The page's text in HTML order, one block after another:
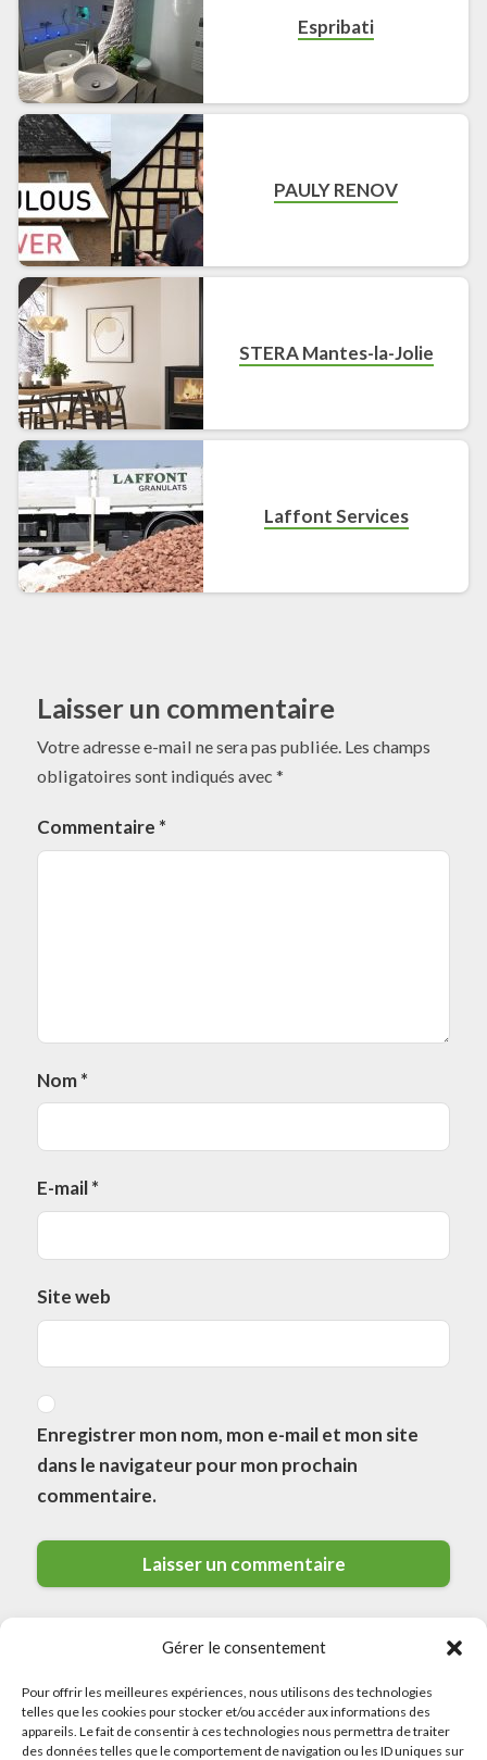
Gérer le consentement
Pour offrir les meilleures expériences, nous utilisons des technologies
telles que les cookies pour stocker et/ou accéder aux informations des
appareils. Le fait de consentir à ces technologies nous permettra de traiter
des données telles que le comportement de navigation ou les ID uniques sur
Espribati
PAULY RENOV
STERA Mantes-la-Jolie
Laffont Services
Laisser un commentaire
Votre adresse e-mail ne sera pas publiée. Les champs
obligatoires sont indiqués avec *
Commentaire *
Nom*
E-mail*
Site web
Enregistrer mon nom, mon e-mail et mon site
dans le navigateur pour mon prochain
commentaire.